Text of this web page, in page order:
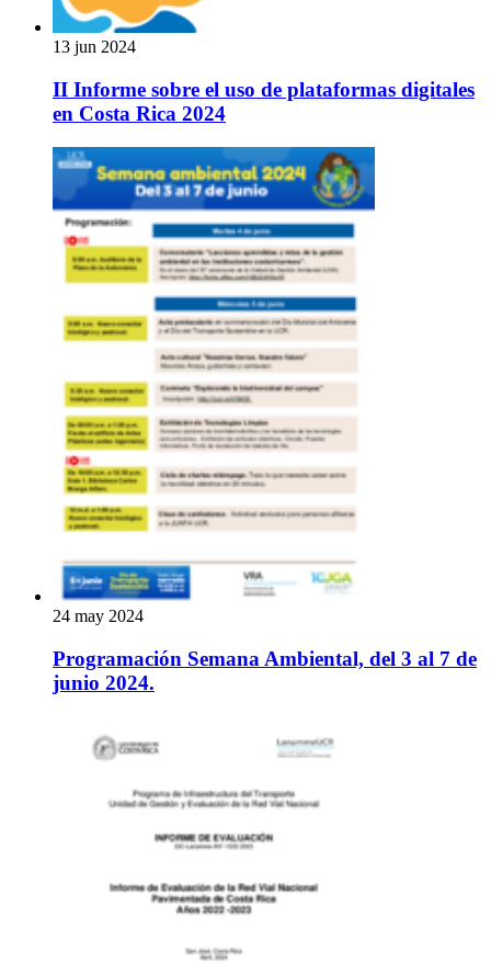
13 jun 2024
II Informe sobre el uso de plataformas digitales
en Costa Rica 2024
24 may 2024
Programación Semana Ambiental, del 3 al 7 de
junio 2024.